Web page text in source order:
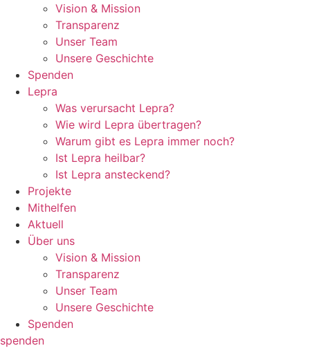
Vision & Mission
Transparenz
Unser Team
Unsere Geschichte
Spenden
Lepra
Was verursacht Lepra?
Wie wird Lepra übertragen?
Warum gibt es Lepra immer noch?
Ist Lepra heilbar?
Ist Lepra ansteckend?
Projekte
Mithelfen
Aktuell
Über uns
Vision & Mission
Transparenz
Unser Team
Unsere Geschichte
Spenden
spenden